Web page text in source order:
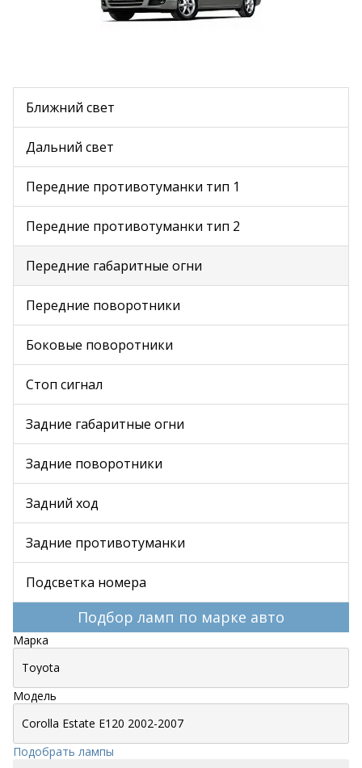
Ближний свет
Дальний свет
Передние противотуманки тип 1
Передние противотуманки тип 2
Передние габаритные огни
Передние поворотники
Боковые поворотники
Стоп сигнал
Задние габаритные огни
Задние поворотники
Задний ход
Задние противотуманки
Подсветка номера
Подбор ламп по марке авто
Марка
Модель
Подобрать лампы